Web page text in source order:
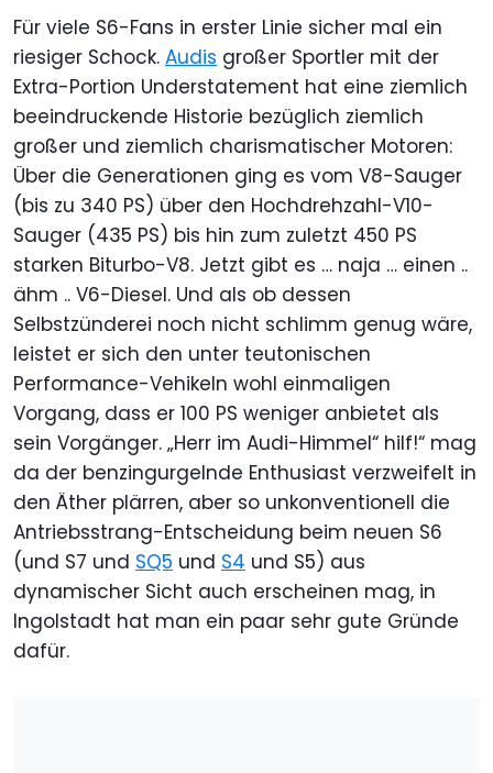
Für viele S6-Fans in erster Linie sicher mal ein
riesiger Schock. Audis großer Sportler mit der
Extra-Portion Understatement hat eine ziemlich
beeindruckende Historie bezüglich ziemlich
großer und ziemlich charismatischer Motoren:
Über die Generationen ging es vom V8-Sauger
(bis zu 340 PS) über den Hochdrehzahl-V10-
Sauger (435 PS) bis hin zum zuletzt 450 PS
starken Biturbo-V8. Jetzt gibt es … naja … einen ..
ähm .. V6-Diesel. Und als ob dessen
Selbstzünderei noch nicht schlimm genug wäre,
leistet er sich den unter teutonischen
Performance-Vehikeln wohl einmaligen
Vorgang, dass er 100 PS weniger anbietet als
sein Vorgänger. „Herr im Audi-Himmel“ hilf!“ mag
da der benzingurgelnde Enthusiast verzweifelt in
den Äther plärren, aber so unkonventionell die
Antriebsstrang-Entscheidung beim neuen S6
(und S7 und SQ5 und S4 und S5) aus
dynamischer Sicht auch erscheinen mag, in
Ingolstadt hat man ein paar sehr gute Gründe
dafür.